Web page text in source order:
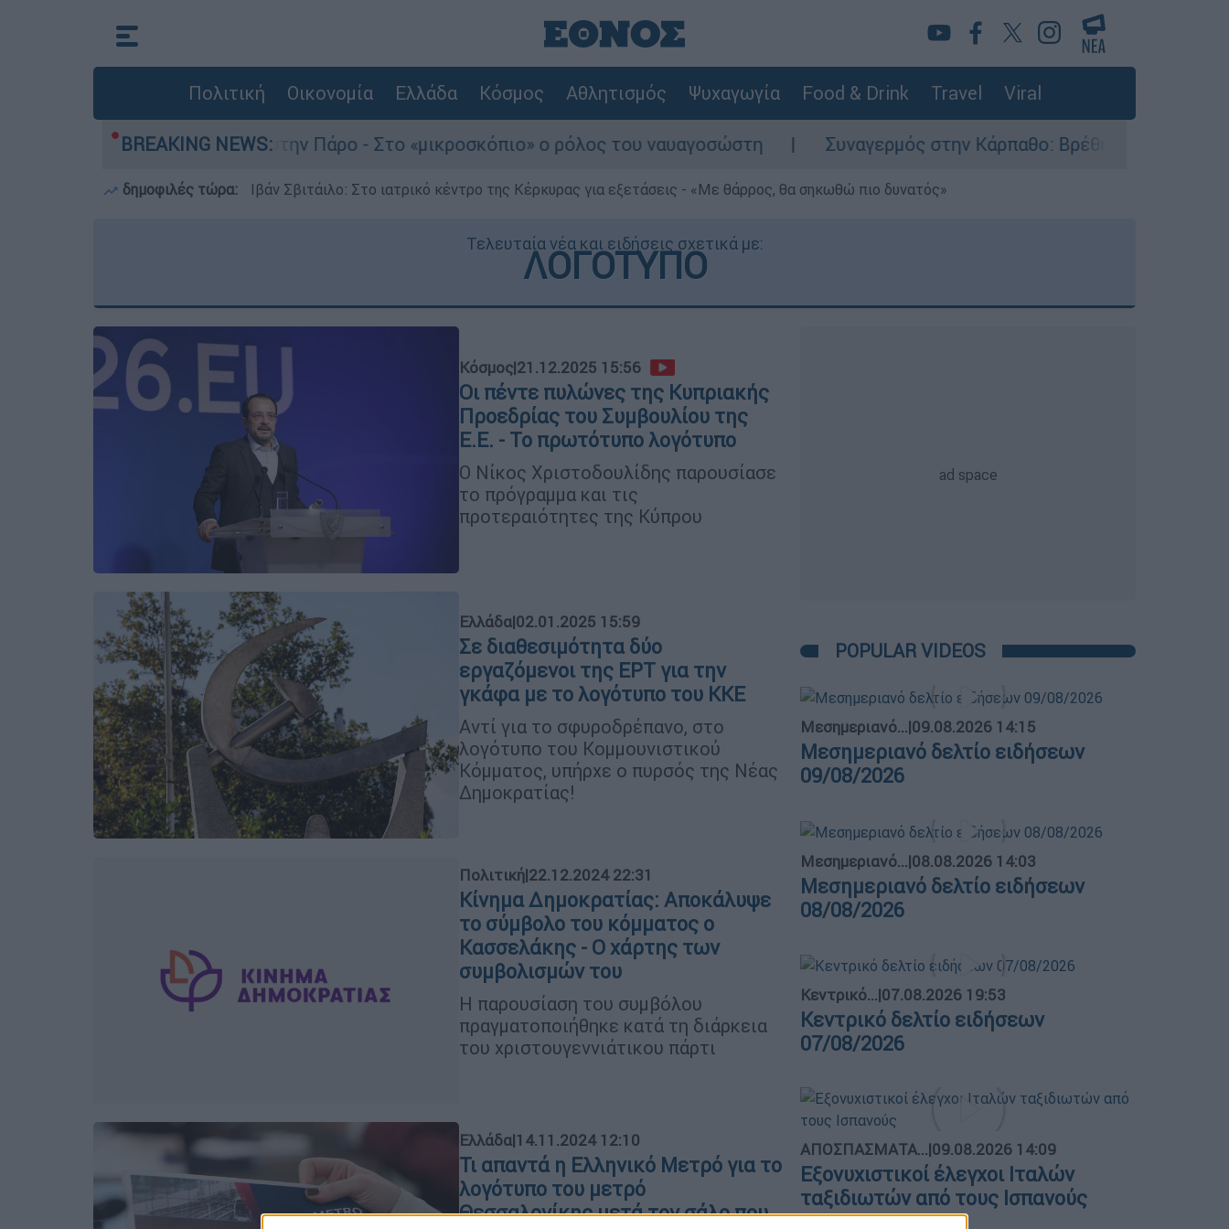
Πολιτική Οικονομία Ελλάδα Κόσμος Αθλητισμός Ψυχαγωγία Food & Drink Travel Viral
BREAKING NEWS:
του 4χρονου στην Πάρο - Στο «μικροσκόπιο» ο ρόλος του ναυαγοσώστη Συναγερμός στην Κάρπαθο: Βρέθηκαν παλιά πυρομαχικά στο
δημοφιλές τώρα: Ιβάν Σβιτάιλο: Στο ιατρικό κέντρο της Κέρκυρας για εξετάσεις - «Με θάρρος, θα σηκωθώ πιο δυνατός»
Τελευταία νέα και ειδήσεις σχετικά με:
ΛΟΓΟΤΥΠΟ
Κόσμος|21.12.2025 15:56
Οι πέντε πυλώνες της Κυπριακής
Προεδρίας του Συμβουλίου της
Ε.Ε. - Το πρωτότυπο λογότυπο
Ο Νίκος Χριστοδουλίδης παρουσίασε
το πρόγραμμα και τις
προτεραιότητες της Κύπρου
Ελλάδα|02.01.2025 15:59
Σε διαθεσιμότητα δύο
εργαζόμενοι της ΕΡΤ για την
γκάφα με το λογότυπο του ΚΚΕ
Αντί για το σφυροδρέπανο, στο
λογότυπο του Κομμουνιστικού
Κόμματος, υπήρχε ο πυρσός της Νέας
Δημοκρατίας!
Πολιτική|22.12.2024 22:31
Κίνημα Δημοκρατίας: Αποκάλυψε
το σύμβολο του κόμματος ο
Κασσελάκης - Ο χάρτης των
συμβολισμών του
Η παρουσίαση του συμβόλου
πραγματοποιήθηκε κατά τη διάρκεια
του χριστουγεννιάτικου πάρτι
Ελλάδα|14.11.2024 12:10
Τι απαντά η Ελληνικό Μετρό για το
λογότυπο του μετρό
Θεσσαλονίκης μετά τον σάλο που
POPULAR VIDEOS
Μεσημεριανό...|09.08.2026 14:15
Μεσημεριανό δελτίο ειδήσεων
09/08/2026
Μεσημεριανό...|08.08.2026 14:03
Μεσημεριανό δελτίο ειδήσεων
08/08/2026
Κεντρικό...|07.08.2026 19:53
Κεντρικό δελτίο ειδήσεων
07/08/2026
ΑΠΟΣΠΑΣΜΑΤΑ...|09.08.2026 14:09
Εξονυχιστικοί έλεγχοι Ιταλών
ταξιδιωτών από τους Ισπανούς